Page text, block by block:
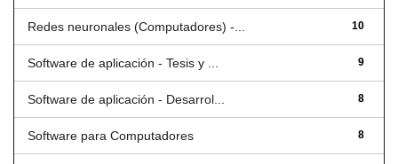
10
Redes neuronales (Computadores) -...
9
Software de aplicación - Tesis y ...
8
Software de aplicación - Desarrol...
8
Software para Computadores